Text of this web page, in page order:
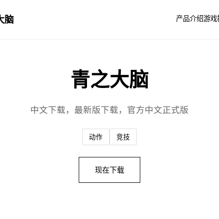
脑 产品介绍游戏
青之大脑
中文下载，最新版下载，官方中文正式版
动作 竞技
现在下载